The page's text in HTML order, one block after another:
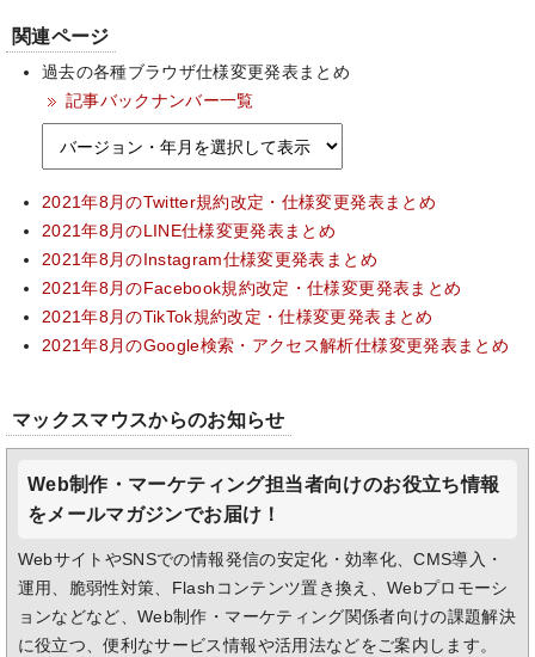
関連ページ
過去の各種ブラウザ仕様変更発表まとめ
記事バックナンバー一覧
2021年8月のTwitter規約改定・仕様変更発表まとめ
2021年8月のLINE仕様変更発表まとめ
2021年8月のInstagram仕様変更発表まとめ
2021年8月のFacebook規約改定・仕様変更発表まとめ
2021年8月のTikTok規約改定・仕様変更発表まとめ
2021年8月のGoogle検索・アクセス解析仕様変更発表まとめ
マックスマウスからのお知らせ
Web制作・マーケティング担当者向けのお役立ち情報
をメールマガジンでお届け！
WebサイトやSNSでの情報発信の安定化・効率化、CMS導入・
運用、脆弱性対策、Flashコンテンツ置き換え、Webプロモーシ
ョンなどなど、Web制作・マーケティング関係者向けの課題解決
に役立つ、便利なサービス情報や活用法などをご案内します。